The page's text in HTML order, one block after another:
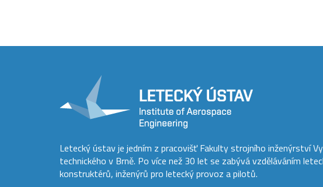
Letecký ústav je jedním z pracovišť Fakulty strojního inženýrství
technického v Brně. Po více než 30 let se zabývá vzděláváním
konstruktérů, inženýrů pro letecký provoz a pilotů.